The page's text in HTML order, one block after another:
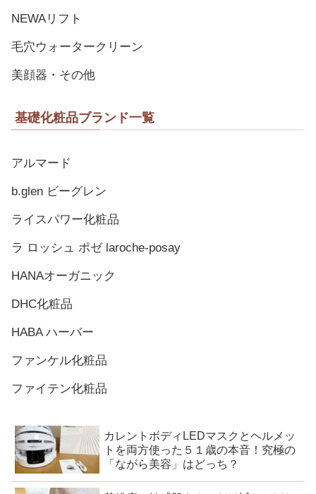
NEWAリフト
毛穴ウォータークリーン
美顔器・その他
基礎化粧品ブランド一覧
アルマード
b.glen ビーグレン
ライスパワー化粧品
ラ ロッシュ ポゼ laroche-posay
HANAオーガニック
DHC化粧品
HABA ハーバー
ファンケル化粧品
ファイテン化粧品
カレントボディLEDマスクとヘルメッ
トを両方使った５１歳の本音！究極の
「ながら美容」はどっち？